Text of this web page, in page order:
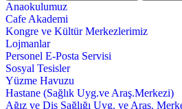
Anaokulumuz
Cafe Akademi
Kongre ve Kültür Merkezlerimiz
Lojmanlar
Personel E-Posta Servisi
Sosyal Tesisler
Yüzme Havuzu
Hastane (Sağlık Uyg.ve Araş.Merkezi)
Ağız ve Diş Sağlığı Uyg. ve Araş.